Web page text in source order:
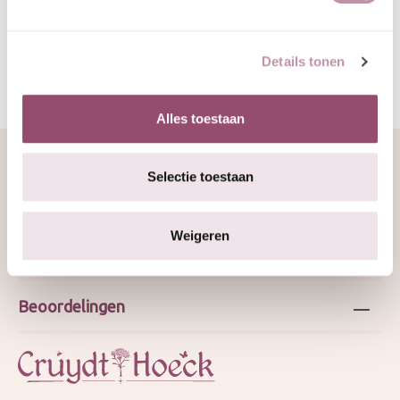
Details tonen
Alles toestaan
Selectie toestaan
Weigeren
Over ons
Beoordelingen